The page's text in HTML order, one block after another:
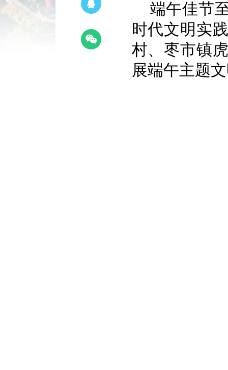
端午佳节
时代文明实
村、枣市镇
展端午主题